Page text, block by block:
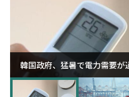
韓国政府、猛暑で電力需要が
に需給対応体制を点検